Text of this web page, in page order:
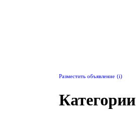
Разместить объявление (i)
Категории